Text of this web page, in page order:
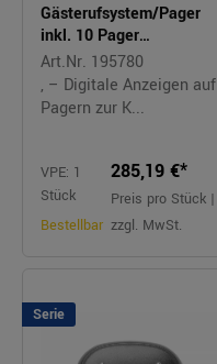
Gästerufsystem/Pager
inkl. 10 Pager
schwarz/rot
Art.Nr. 195780
, – Digitale Anzeigen auf
Pagern zur K...
VPE: 1
Stück
Bestellbar
285,19 €*
Preis pro Stück |
zzgl. MwSt.
Serie